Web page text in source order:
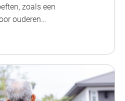
zoals een
ouderen…